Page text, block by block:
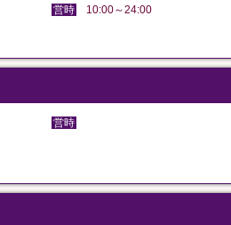
営時
10:00～24:00
営時